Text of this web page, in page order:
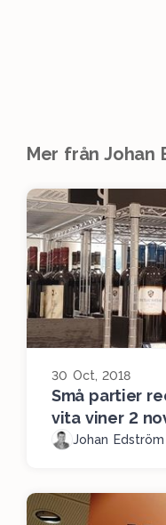
Mer från Johan
30 Oct, 2018
Små partier
vita viner 2
Johan Edström